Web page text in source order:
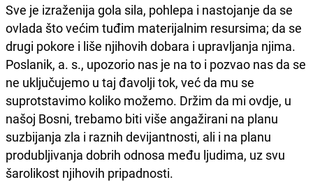
Sve je izraženija gola sila, pohlepa i nastojanje da se
ovlada što većim tuđim materijalnim resursima; da se
drugi pokore i liše njihovih dobara i upravljanja njima.
Poslanik, a. s., upozorio nas je na to i pozvao nas da se
ne uključujemo u taj đavolji tok, već da mu se
suprotstavimo koliko možemo. Držim da mi ovdje, u
našoj Bosni, trebamo biti više angažirani na planu
suzbijanja zla i raznih devijantnosti, ali i na planu
produbljivanja dobrih odnosa među ljudima, uz svu
šarolikost njihovih pripadnosti.